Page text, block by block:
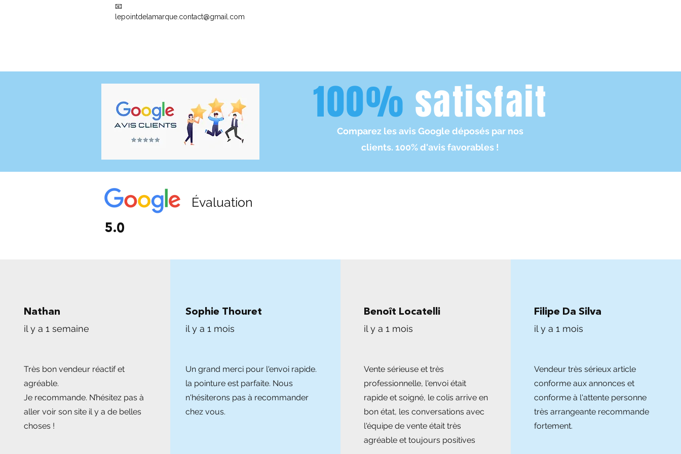
📧
lepointdelamarque.contact@gmail.com
100% satisfait
Comparez les avis Google déposés par nos
clients. 100% d'avis favorables !
5.0
Évaluation
Nathan
il y a 1 semaine
Très bon vendeur réactif et
agréable.
Je recommande. N’hésitez pas à
aller voir son site il y a de belles
choses !
Sophie Thouret
il y a 1 mois
Un grand merci pour l'envoi rapide.
la pointure est parfaite. Nous
n'hésiterons pas à recommander
chez vous.
Benoît Locatelli
il y a 1 mois
Vente sérieuse et très
professionnelle, l'envoi était
rapide et soigné, le colis arrive en
bon état, les conversations avec
l'équipe de vente était très
agréable et toujours positives
Filipe Da Silva
il y a 1 mois
Vendeur très sérieux article
conforme aux annonces et
conforme à l'attente personne
très arrangeante recommande
fortement.